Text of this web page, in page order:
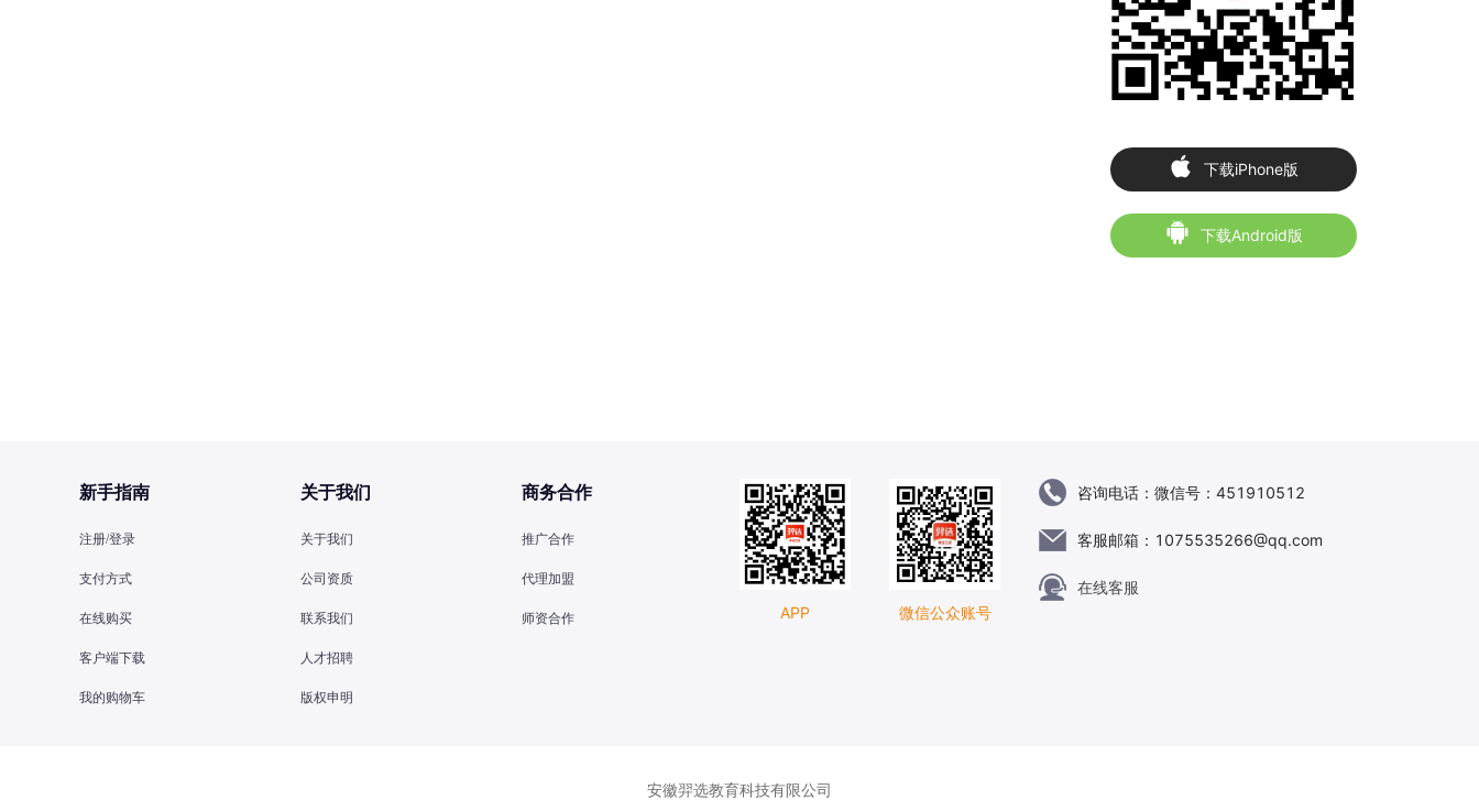
下载iPhone版
下载Android版
新手指南
注册/登录
支付方式
在线购买
客户端下载
我的购物车
关于我们
关于我们
公司资质
联系我们
人才招聘
版权申明
商务合作
推广合作
代理加盟
师资合作 APP 微信公众账号
咨询电话： 微信号：451910512
客服邮箱： 1075535266@qq.com
在线客服
安徽羿选教育科技有限公司